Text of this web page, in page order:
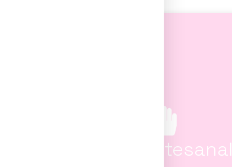
100% artesanal